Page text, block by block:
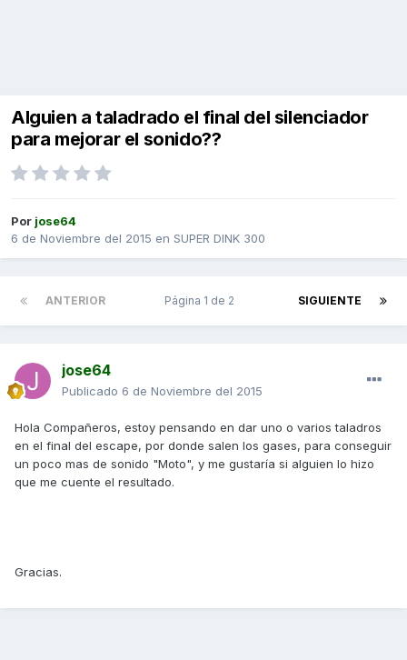
Alguien a taladrado el final del silenciador
para mejorar el sonido??
Por jose64
6 de Noviembre del 2015 en SUPER DINK 300
ANTERIOR SIGUIENTE
Página 1 de 2
jose64
Publicado 6 de Noviembre del 2015
Hola Compañeros, estoy pensando en dar uno o varios taladros
en el final del escape, por donde salen los gases, para conseguir
un poco mas de sonido "Moto", y me gustaría si alguien lo hizo
que me cuente el resultado.
Gracias.